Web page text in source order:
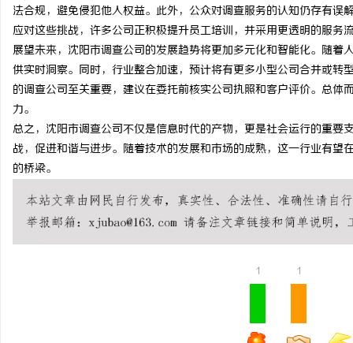
法合规，避免侵犯他人权益。此外，公众对调查服务的认知仍存有
应对这些挑战，许多公司正积极提升员工培训，并采用更透明的服务
展望未来，沈阳市调查公司的发展趋势将更加多元化和智能化。随
供实时洞察。同时，行业整合加速，预计将有更多小型公司合并或
的调查公司至关重要，建议在委托前核实公司执照和客户评价。总
力。
总之，沈阳市调查公司不仅是信息时代的产物，更是社会运行的重
战，促进和谐与进步。随着技术的发展和市场的成熟，这一行业有
的桥梁。
1 1
秘！专业充电桩项目软件开发商，究竟藏着
些行业秘诀？
链接私域新势能｜MMN
32 届沸点会，推品官合